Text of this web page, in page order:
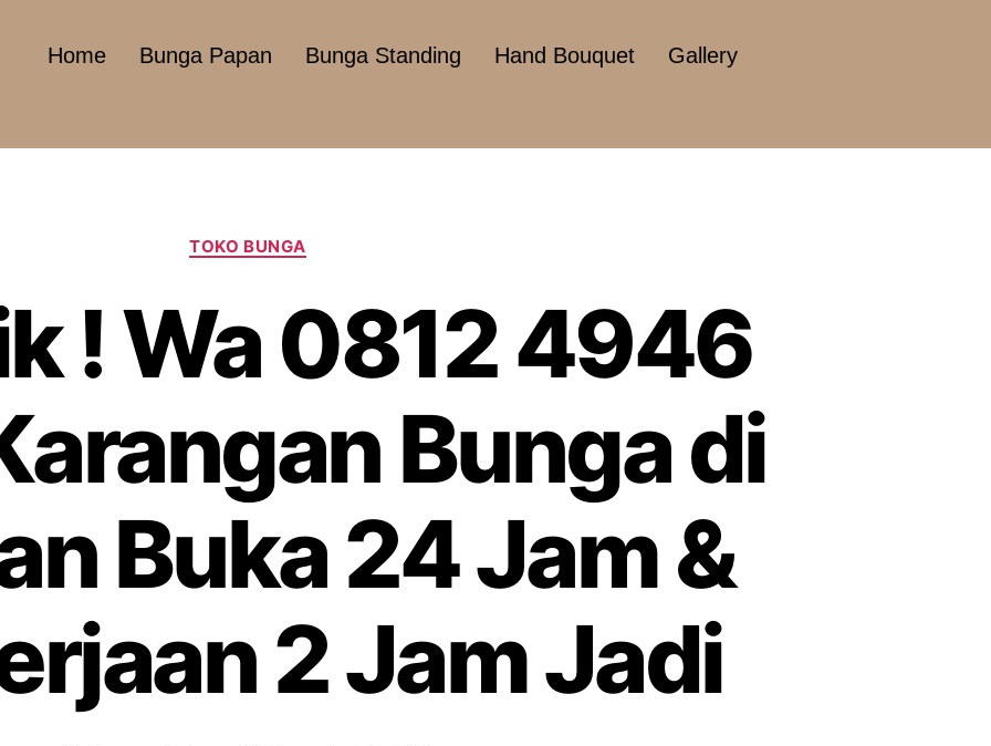
Home Bunga Papan Bunga Standing Hand Bouquet Gallery
TOKO BUNGA
! Wa 0812 4946
Bunga di
Buka 24 Jam &
2 Jam Jadi